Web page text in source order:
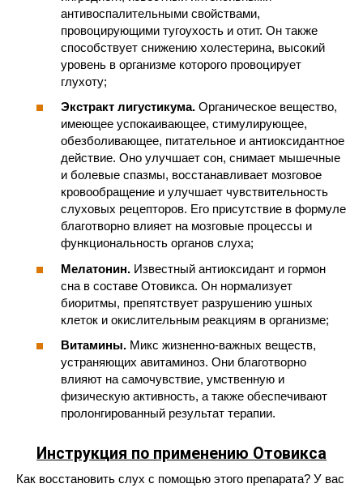
антивоспалительными свойствами,
провоцирующими тугоухость и отит. Он также
способствует снижению холестерина, высокий
уровень в организме которого провоцирует
глухоту;
Экстракт лигустикума. Органическое вещество,
имеющее успокаивающее, стимулирующее,
обезболивающее, питательное и антиоксидантное
действие. Оно улучшает сон, снимает мышечные
и болевые спазмы, восстанавливает мозговое
кровообращение и улучшает чувствительность
слуховых рецепторов. Его присутствие в формуле
благотворно влияет на мозговые процессы и
функциональность органов слуха;
Мелатонин. Известный антиоксидант и гормон
сна в составе Отовикса. Он нормализует
биоритмы, препятствует разрушению ушных
клеток и окислительным реакциям в организме;
Витамины. Микс жизненно-важных веществ,
устраняющих авитаминоз. Они благотворно
влияют на самочувствие, умственную и
физическую активность, а также обеспечивают
пролонгированный результат терапии.
Инструкция по применению Отовикса
Как восстановить слух с помощью этого препарата? У вас